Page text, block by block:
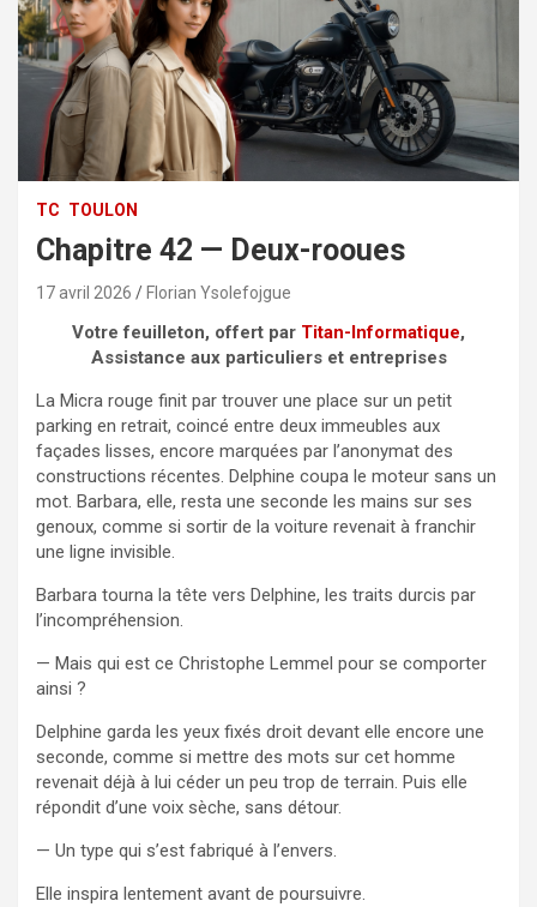
TC TOULON
Chapitre 42 — Deux-rooues
17 avril 2026 Florian Ysolefojgue
Votre feuilleton, offert par Titan-Informatique,
Assistance aux particuliers et entreprises
La Micra rouge finit par trouver une place sur un petit
parking en retrait, coincé entre deux immeubles aux
façades lisses, encore marquées par l’anonymat des
constructions récentes. Delphine coupa le moteur sans un
mot. Barbara, elle, resta une seconde les mains sur ses
genoux, comme si sortir de la voiture revenait à franchir
une ligne invisible.
Barbara tourna la tête vers Delphine, les traits durcis par
l’incompréhension.
— Mais qui est ce Christophe Lemmel pour se comporter
ainsi ?
Delphine garda les yeux fixés droit devant elle encore une
seconde, comme si mettre des mots sur cet homme
revenait déjà à lui céder un peu trop de terrain. Puis elle
répondit d’une voix sèche, sans détour.
— Un type qui s’est fabriqué à l’envers.
Elle inspira lentement avant de poursuivre.